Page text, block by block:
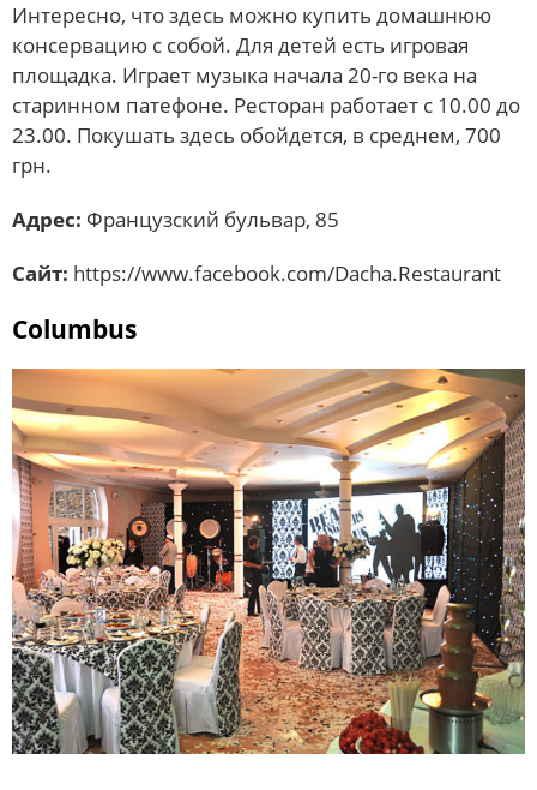
Интересно, что здесь можно купить домашнюю
консервацию с собой. Для детей есть игровая
площадка. Играет музыка начала 20-го века на
старинном патефоне. Ресторан работает с 10.00 до
23.00. Покушать здесь обойдется, в среднем, 700
грн.
Адрес: Французский бульвар, 85
Сайт: https://www.facebook.com/Dacha.Restaurant
Columbus